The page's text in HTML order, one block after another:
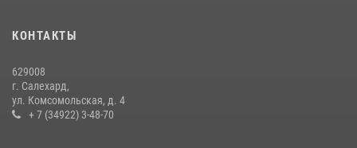
20 июля 2026, 09:03
КОНТАКТЫ
629008
г. Салехард,
ул. Комсомольская, д. 4
+ 7 (34922) 3-48-70